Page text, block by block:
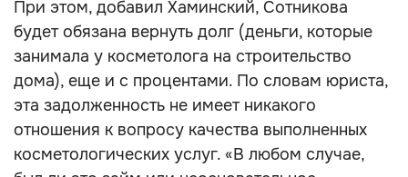
При этом, добавил Хаминский, Сотникова
будет обязана вернуть долг (деньги, которые
занимала у косметолога на строительство
дома), еще и с процентами. По словам юриста,
эта задолженность не имеет никакого
отношения к вопросу качества выполненных
косметологических услуг. «В любом случае,